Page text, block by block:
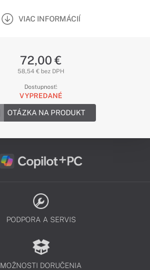
VIAC INFORMÁCIÍ
72,00 €
58,54 € bez DPH
Dostupnosť:
VYPREDANÉ
OTÁZKA NA PRODUKT
PODPORA A SERVIS
MOŽNOSTI DORUČENIA